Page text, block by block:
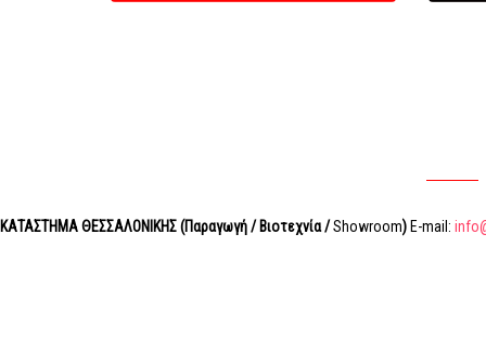
ΚΑΤΑΣΤΗΜΑ ΘΕΣΣΑΛΟΝΙΚΗΣ (Παραγωγή / Βιοτεχνία /Showroom) E-mail: